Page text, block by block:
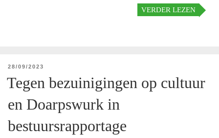
VERDER LEZEN
GEPLAATST
28/09/2023
Tegen bezuinigingen op cultuur
en Doarpswurk in
bestuursrapportage